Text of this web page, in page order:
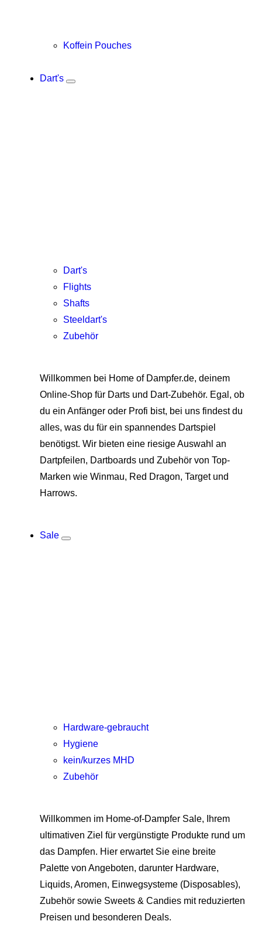
Koffein Pouches
Dart's
Dart's
Flights
Shafts
Steeldart's
Zubehör
Willkommen bei Home of Dampfer.de, deinem
Online-Shop für Darts und Dart-Zubehör. Egal, ob
du ein Anfänger oder Profi bist, bei uns findest du
alles, was du für ein spannendes Dartspiel
benötigst. Wir bieten eine riesige Auswahl an
Dartpfeilen, Dartboards und Zubehör von Top-
Marken wie Winmau, Red Dragon, Target und
Harrows.
Sale
Hardware-gebraucht
Hygiene
kein/kurzes MHD
Zubehör
Willkommen im Home-of-Dampfer Sale, Ihrem
ultimativen Ziel für vergünstigte Produkte rund um
das Dampfen. Hier erwartet Sie eine breite
Palette von Angeboten, darunter Hardware,
Liquids, Aromen, Einwegsysteme (Disposables),
Zubehör sowie Sweets & Candies mit reduzierten
Preisen und besonderen Deals.